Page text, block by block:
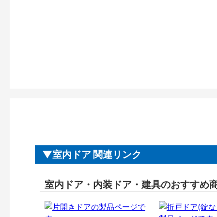
室内ドア 関連リンク
室内ドア・内装ドア・建具のおすすめ